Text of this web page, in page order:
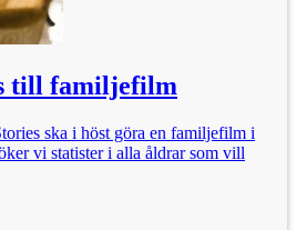
till familjefilm
ska i höst göra en familjefilm i
vi statister i alla åldrar som vill